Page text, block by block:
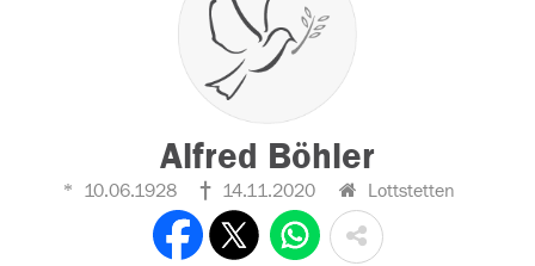
Alfred Böhler
10.06.1928 14.11.2020 Lottstetten